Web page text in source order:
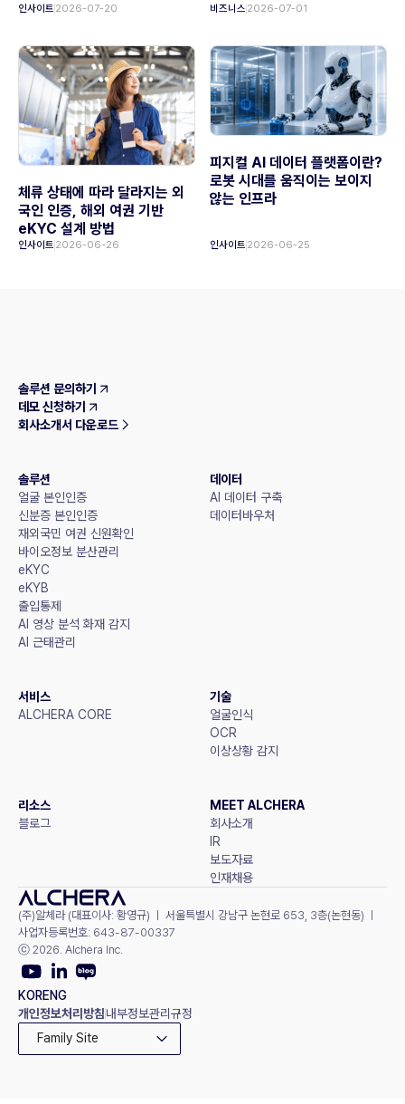
인사이트 2026-07-20 비즈니스 2026-07-01
체류 상태에 따라 달라지는 외
국인 인증, 해외 여권 기반
eKYC 설계 방법
인사이트 2026-06-26
피지컬 AI 데이터 플랫폼이란?
로봇 시대를 움직이는 보이지
않는 인프라
인사이트 2026-06-25
솔루션 문의하기
데모 신청하기
회사소개서 다운로드
솔루션
얼굴 본인인증
신분증 본인인증
재외국민 여권 신원확인
바이오정보 분산관리
eKYC
eKYB
출입통제
AI 영상 분석 화재 감지
AI 근태관리
데이터
AI 데이터 구축
데이터바우처
서비스
ALCHERA CORE
기술
얼굴인식
OCR
이상상황 감지
리소스
블로그
MEET ALCHERA
회사소개
IR
보도자료
인재채용
(주)알체라 (대표이사: 황영규) ㅣ 서울특별시 강남구 논현로 653, 3층(논현동) ㅣ
사업자등록번호: 643-87-00337
ⓒ 2026. Alchera Inc.
KORENG
개인정보처리방침내부정보관리규정
Family Site